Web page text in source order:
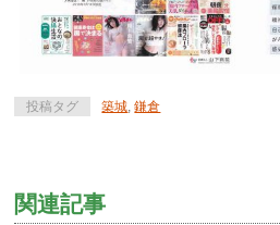
投稿タグ 築城,鎌倉
関連記事